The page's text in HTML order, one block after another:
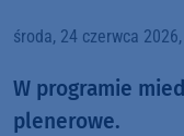
środa, 24 czerwca
W programie
plenerowe.